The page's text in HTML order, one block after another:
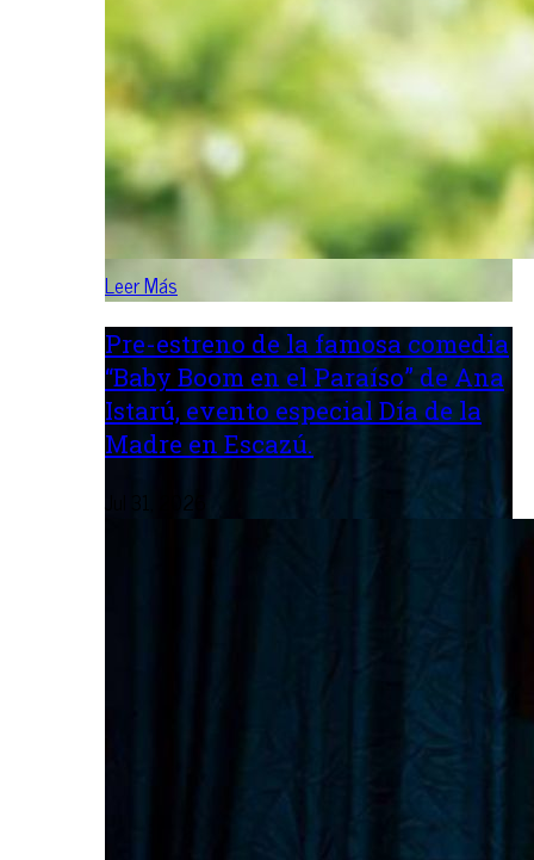
Leer Más
Pre-estreno de la famosa comedia
“Baby Boom en el Paraíso” de Ana
Istarú, evento especial Día de la
Madre en Escazú.
Jul 31, 2026